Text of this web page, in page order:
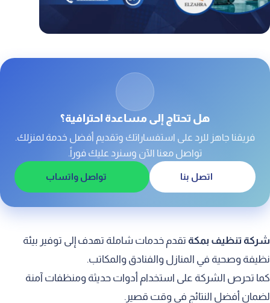
14. الأسعار والعروض في متناول الجميع
15. ليش تختار شركة تنظيف بمكة؟
هل تحتاج إلى مساعدة احترافية؟
فريقنا جاهز للرد على استفساراتك وتقديم أفضل خدمة لمنزلك.
تواصل معنا الآن وسنرد عليك فوراً.
اتصل بنا تواصل واتساب
شركة تنظيف بمكة تقدم خدمات شاملة تهدف إلى توفير بيئة
نظيفة وصحية في المنازل والفنادق والمكاتب.
كما تحرص الشركة على استخدام أدوات حديثة ومنظفات آمنة
لضمان أفضل النتائج في وقت قصير.